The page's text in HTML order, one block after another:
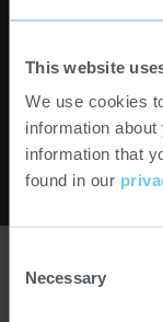
This website
We use cookies
information
information that
found in our
Selection
Necessary
Avis juridique
Newsletter
Contact
Déclaration de
© 2026 PROBAT